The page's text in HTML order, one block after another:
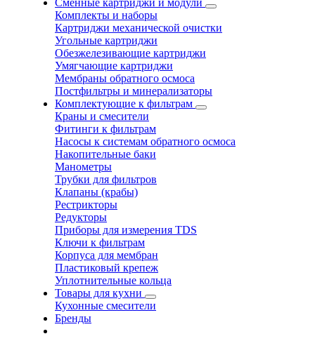
Сменные картриджи и модули
Комплекты и наборы
Картриджи механической очистки
Угольные картриджи
Обезжелезивающие картриджи
Умягчающие картриджи
Мембраны обратного осмоса
Постфильтры и минерализаторы
Комплектующие к фильтрам
Краны и смесители
Фитинги к фильтрам
Насосы к системам обратного осмоса
Накопительные баки
Манометры
Трубки для фильтров
Клапаны (крабы)
Рестрикторы
Редукторы
Приборы для измерения TDS
Ключи к фильтрам
Корпуса для мембран
Пластиковый крепеж
Уплотнительные кольца
Товары для кухни
Кухонные смесители
Бренды